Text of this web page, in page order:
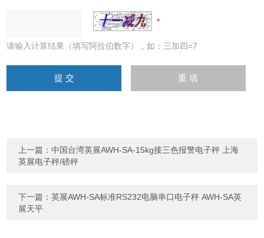
请输入计算结果（填写阿拉伯数字），如：三加四=7
上一篇：中国台湾英展AWH-SA-15kg接三色报警电子秤 上海
英展电子秤/磅秤
下一篇：英展AWH-SA标准RS232电脑串口电子秤 AWH-SA英
展天平